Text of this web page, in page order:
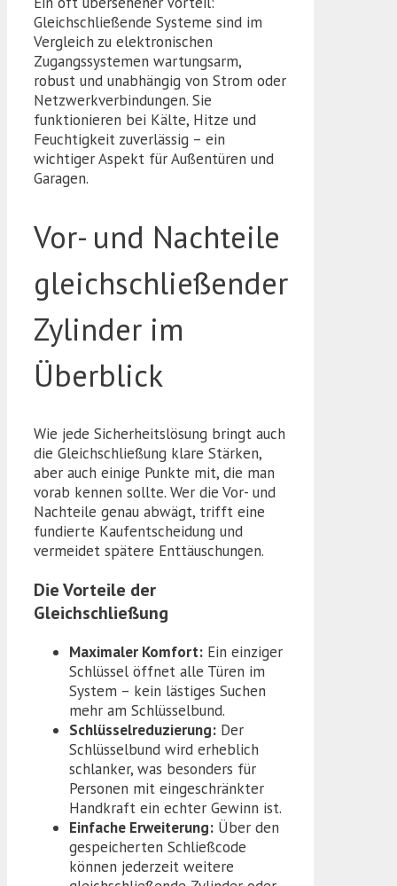
Gleichschließende Systeme sind im
Vergleich zu elektronischen
Zugangssystemen wartungsarm,
robust und unabhängig von Strom oder
Netzwerkverbindungen. Sie
funktionieren bei Kälte, Hitze und
Feuchtigkeit zuverlässig – ein
wichtiger Aspekt für Außentüren und
Garagen.
Vor- und Nachteile
gleichschließender
Zylinder im
Überblick
Wie jede Sicherheitslösung bringt auch
die Gleichschließung klare Stärken,
aber auch einige Punkte mit, die man
vorab kennen sollte. Wer die Vor- und
Nachteile genau abwägt, trifft eine
fundierte Kaufentscheidung und
vermeidet spätere Enttäuschungen.
Die Vorteile der
Gleichschließung
Maximaler Komfort: Ein einziger
Schlüssel öffnet alle Türen im
System – kein lästiges Suchen
mehr am Schlüsselbund.
Schlüsselreduzierung: Der
Schlüsselbund wird erheblich
schlanker, was besonders für
Personen mit eingeschränkter
Handkraft ein echter Gewinn ist.
Einfache Erweiterung: Über den
gespeicherten Schließcode
können jederzeit weitere